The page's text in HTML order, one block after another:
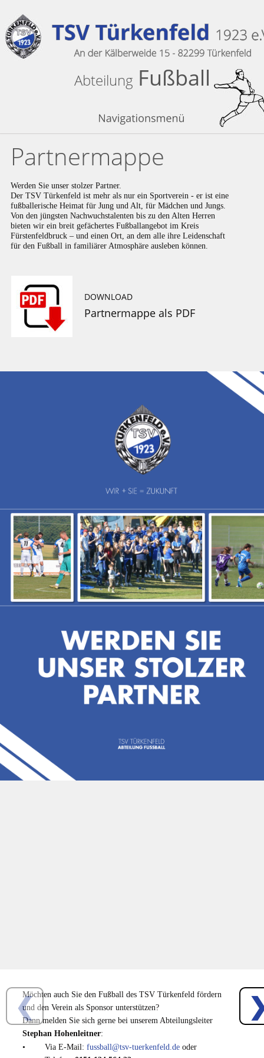
Abteilung Fußball
Partnermappe
Werden Sie unser stolzer Partner.
Der TSV Türkenfeld ist mehr als nur ein Sportverein - er ist eine
fußballerische Heimat für Jung und Alt, für Mädchen und Jungs.
Von den jüngsten Nachwuchstalenten bis zu den Alten Herren
bieten wir ein breit gefächertes Fußballangebot im Kreis
Fürstenfeldbruck – und einen Ort, an dem alle ihre Leidenschaft
für den Fußball in familiärer Atmosphäre ausleben können.
DOWNLOAD
Partnermappe als PDF
Möchten auch Sie den Fußball des TSV Türkenfeld fördern
und den Verein als Sponsor unterstützen?
Dann melden Sie sich gerne bei unserem Abteilungsleiter
Stephan Hohenleitner:
•
Via E-Mail: fussball@tsv-tuerkenfeld.de oder